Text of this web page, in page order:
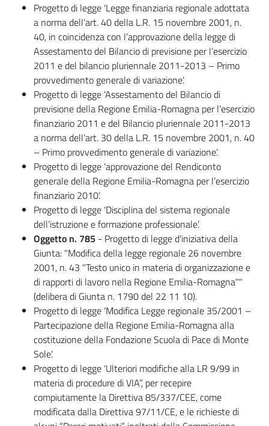
Progetto di legge ‘Legge finanziaria regionale adottata
a norma dell’art. 40 della L.R. 15 novembre 2001, n.
40, in coincidenza con l’approvazione della legge di
Assestamento del Bilancio di previsione per l’esercizio
2011 e del bilancio pluriennale 2011-2013 – Primo
provvedimento generale di variazione’.
Progetto di legge ’Assestamento del Bilancio di
previsione della Regione Emilia-Romagna per l’esercizio
finanziario 2011 e del Bilancio pluriennale 2011-2013
a norma dell’art. 30 della L.R. 15 novembre 2001, n. 40
– Primo provvedimento generale di variazione’.
Progetto di legge ‘approvazione del Rendiconto
generale della Regione Emilia-Romagna per l’esercizio
finanziario 2010’.
Progetto di legge ‘Disciplina del sistema regionale
dell’istruzione e formazione professionale’.
Oggetto n. 785 - Progetto di legge d'iniziativa della
Giunta: "Modifica della legge regionale 26 novembre
2001, n. 43 "Testo unico in materia di organizzazione e
di rapporti di lavoro nella Regione Emilia-Romagna""
(delibera di Giunta n. 1790 del 22 11 10).
Progetto di legge ‘Modifica Legge regionale 35/2001 –
Partecipazione della Regione Emilia-Romagna alla
costituzione della Fondazione Scuola di Pace di Monte
Sole’.
Progetto di legge ‘Ulteriori modifiche alla LR 9/99 in
materia di procedure di VIA”, per recepire
compiutamente la Direttiva 85/337/CEE, come
modificata dalla Direttiva 97/11/CE, e le richieste di